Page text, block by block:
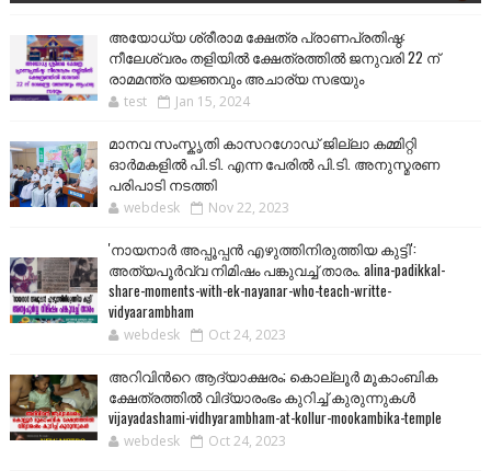
അയോധ്യ ശ്രീരാമ ക്ഷേത്ര പ്രാണപ്രതിഷ്ഠ:
നീലേശ്വരം തളിയിൽ ക്ഷേത്രത്തിൽ ജനുവരി 22 ന്
രാമമന്ത്ര യജ്ഞവും അചാര്യ സഭയും
test Jan 15, 2024
മാനവ സംസ്കൃതി കാസറഗോഡ് ജില്ലാ കമ്മിറ്റി
ഓർമകളിൽ പി.ടി. എന്ന പേരിൽ പി.ടി. അനുസ്മരണ
പരിപാടി നടത്തി
webdesk Nov 22, 2023
'നായനാര്‍ അപ്പൂപ്പന്‍ എഴുത്തിനിരുത്തിയ കുട്ടി':
അത്യപൂര്‍വ്വ നിമിഷം പങ്കുവച്ച് താരം. alina-padikkal-
share-moments-with-ek-nayanar-who-teach-writte-
vidyaarambham
webdesk Oct 24, 2023
അറിവിന്‍റെ ആദ്യാക്ഷരം; കൊല്ലൂർ മൂകാംബിക
ക്ഷേത്രത്തിൽ വിദ്യാരംഭം കുറിച്ച് കുരുന്നുകൾ
vijayadashami-vidhyarambham-at-kollur-mookambika-temple
webdesk Oct 24, 2023